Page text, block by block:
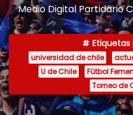
l
c
o
n
t
e
n
Medio Digital Partidario
Etiquetas
universidad de chile
U de Chile
Fútbol
Torneo de